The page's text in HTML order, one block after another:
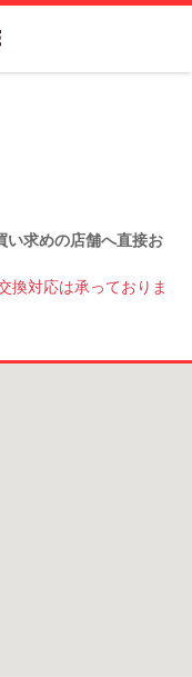
い求めの店舗へ直接お
換対応は承っておりま